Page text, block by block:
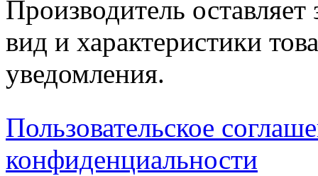
Производитель
вид и характеристики
уведомления.
Пользовательское
конфиденциальности